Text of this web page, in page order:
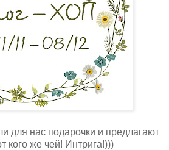
для нас подарочки и предлагают
кого же чей! Интрига!)))